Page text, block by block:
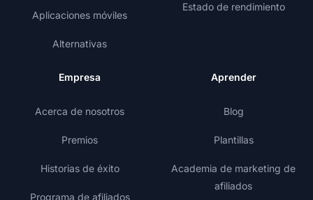
Aplicaciones móviles
Alternativas
Estado de rendimiento
Empresa
Acerca de nosotros
Premios
Historias de éxito
Programa de afiliados
Aprender
Blog
Plantillas
Academia de marketing de
afiliados